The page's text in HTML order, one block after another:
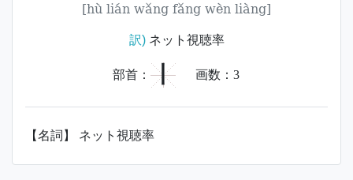
[hù lián wǎng fǎng wèn liàng]
訳)ネット視聴率
部首： 丨 画数： 3
【名詞】 ネット視聴率